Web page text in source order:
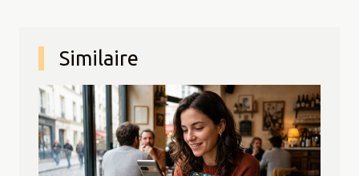
Similaire